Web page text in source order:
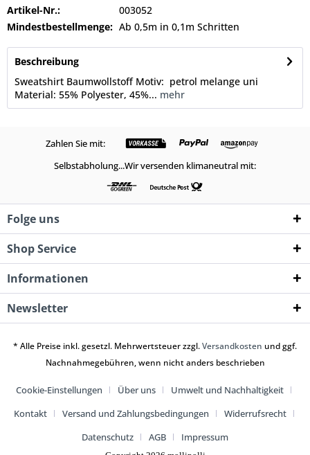
Artikel-Nr.:
003052
Mindestbestellmenge: Ab 0,5m in 0,1m Schritten
Beschreibung
Sweatshirt Baumwollstoff Motiv: petrol melange uni
Material: 55% Polyester, 45%... mehr
Zahlen Sie mit:
Selbstabholung...Wir versenden klimaneutral mit:
Folge uns
Shop Service
Informationen
Newsletter
* Alle Preise inkl. gesetzl. Mehrwertsteuer zzgl.Versandkosten und ggf.
Nachnahmegebühren, wenn nicht anders beschrieben
Cookie-Einstellungen Über uns
Umwelt und Nachhaltigkeit
Kontakt
Versand und Zahlungsbedingungen
Widerrufsrecht
Datenschutz
AGB Impressum